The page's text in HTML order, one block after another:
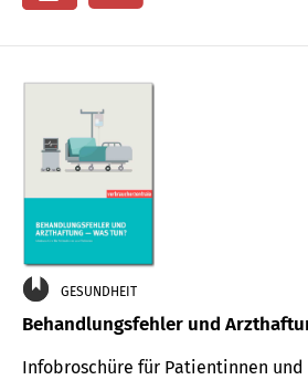
GESUNDHEIT
Behandlungsfehler und
Infobroschüre für Patientinnen